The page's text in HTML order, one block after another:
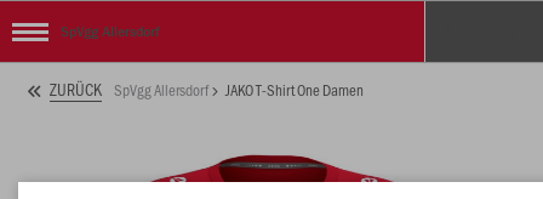
SpVgg Allersdorf
ZURÜCK SpVgg Allersdorf JAKO T-Shirt One Damen